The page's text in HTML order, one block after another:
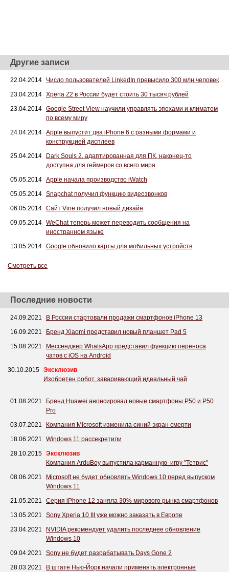
Другие записи
22.04.2014
Число пользователей LinkedIn превысило 300 млн человек
23.04.2014 Xperia Z2 в России будет стоить 30 тысяч рублей
23.04.2014 Google Street View научили управлять эпохами и климатом
по всему миру
24.04.2014 Apple выпустит два iPhone 6 с разными формами и
конструкцией дисплеев
25.04.2014
Dark Souls 2, адаптированная для ПК, наконец-то
доступна для геймеров со всего мира
05.05.2014 Apple начала производство iWatch
05.05.2014 Snapchat получил функцию видеозвонков
06.05.2014 Сайт Vine получил новый дизайн
09.05.2014 WeChat теперь может переводить сообщения на
иностранном языке
13.05.2014 Google обновило карты для мобильных устройств
Смотреть все
Последние новости
24.09.2021
В России стартовали продажи смартфонов iPhone 13
16.09.2021
Бренд Xiaomi представил новый планшет Pad 5
15.08.2021
Мессенджер WhatsApp представил функцию переноса
чатов с iOS на Android
30.10.2015 Эксклюзив
Изобретен робот, заваривающий идеальный чай
01.08.2021
Бренд Huawei анонсировал новые смартфоны P50 и P50
Pro
03.07.2021
Компания Microsoft изменила синий экран смерти
18.06.2021
Windows 11 рассекретили
28.10.2015 Эксклюзив
Компания ArduBoy выпустила карманную игру "Тетрис"
08.06.2021
Microsoft не будет обновлять Windows 10 перед выпуском
Windows 11
21.05.2021
Серия iPhone 12 заняла 30% мирового рынка смартфонов
13.05.2021
Sony Xperia 10 III уже можно заказать в Европе
23.04.2021
NVIDIA рекомендует удалить последнее обновление
Windows 10
09.04.2021
Sony не будет разрабатывать Days Gone 2
28.03.2021
В штате Нью-Йорк начали применять электронные